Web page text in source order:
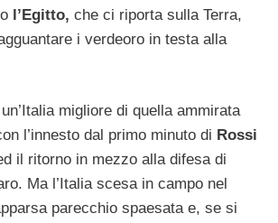
l’Egitto, che ci riporta sulla Terra,
i verdeoro in testa alla
migliore di quella ammirata
l’innesto dal primo minuto di Rossi
il ritorno in mezzo alla difesa di
Ma l’Italia scesa in campo nel
parecchio spaesata e, se si